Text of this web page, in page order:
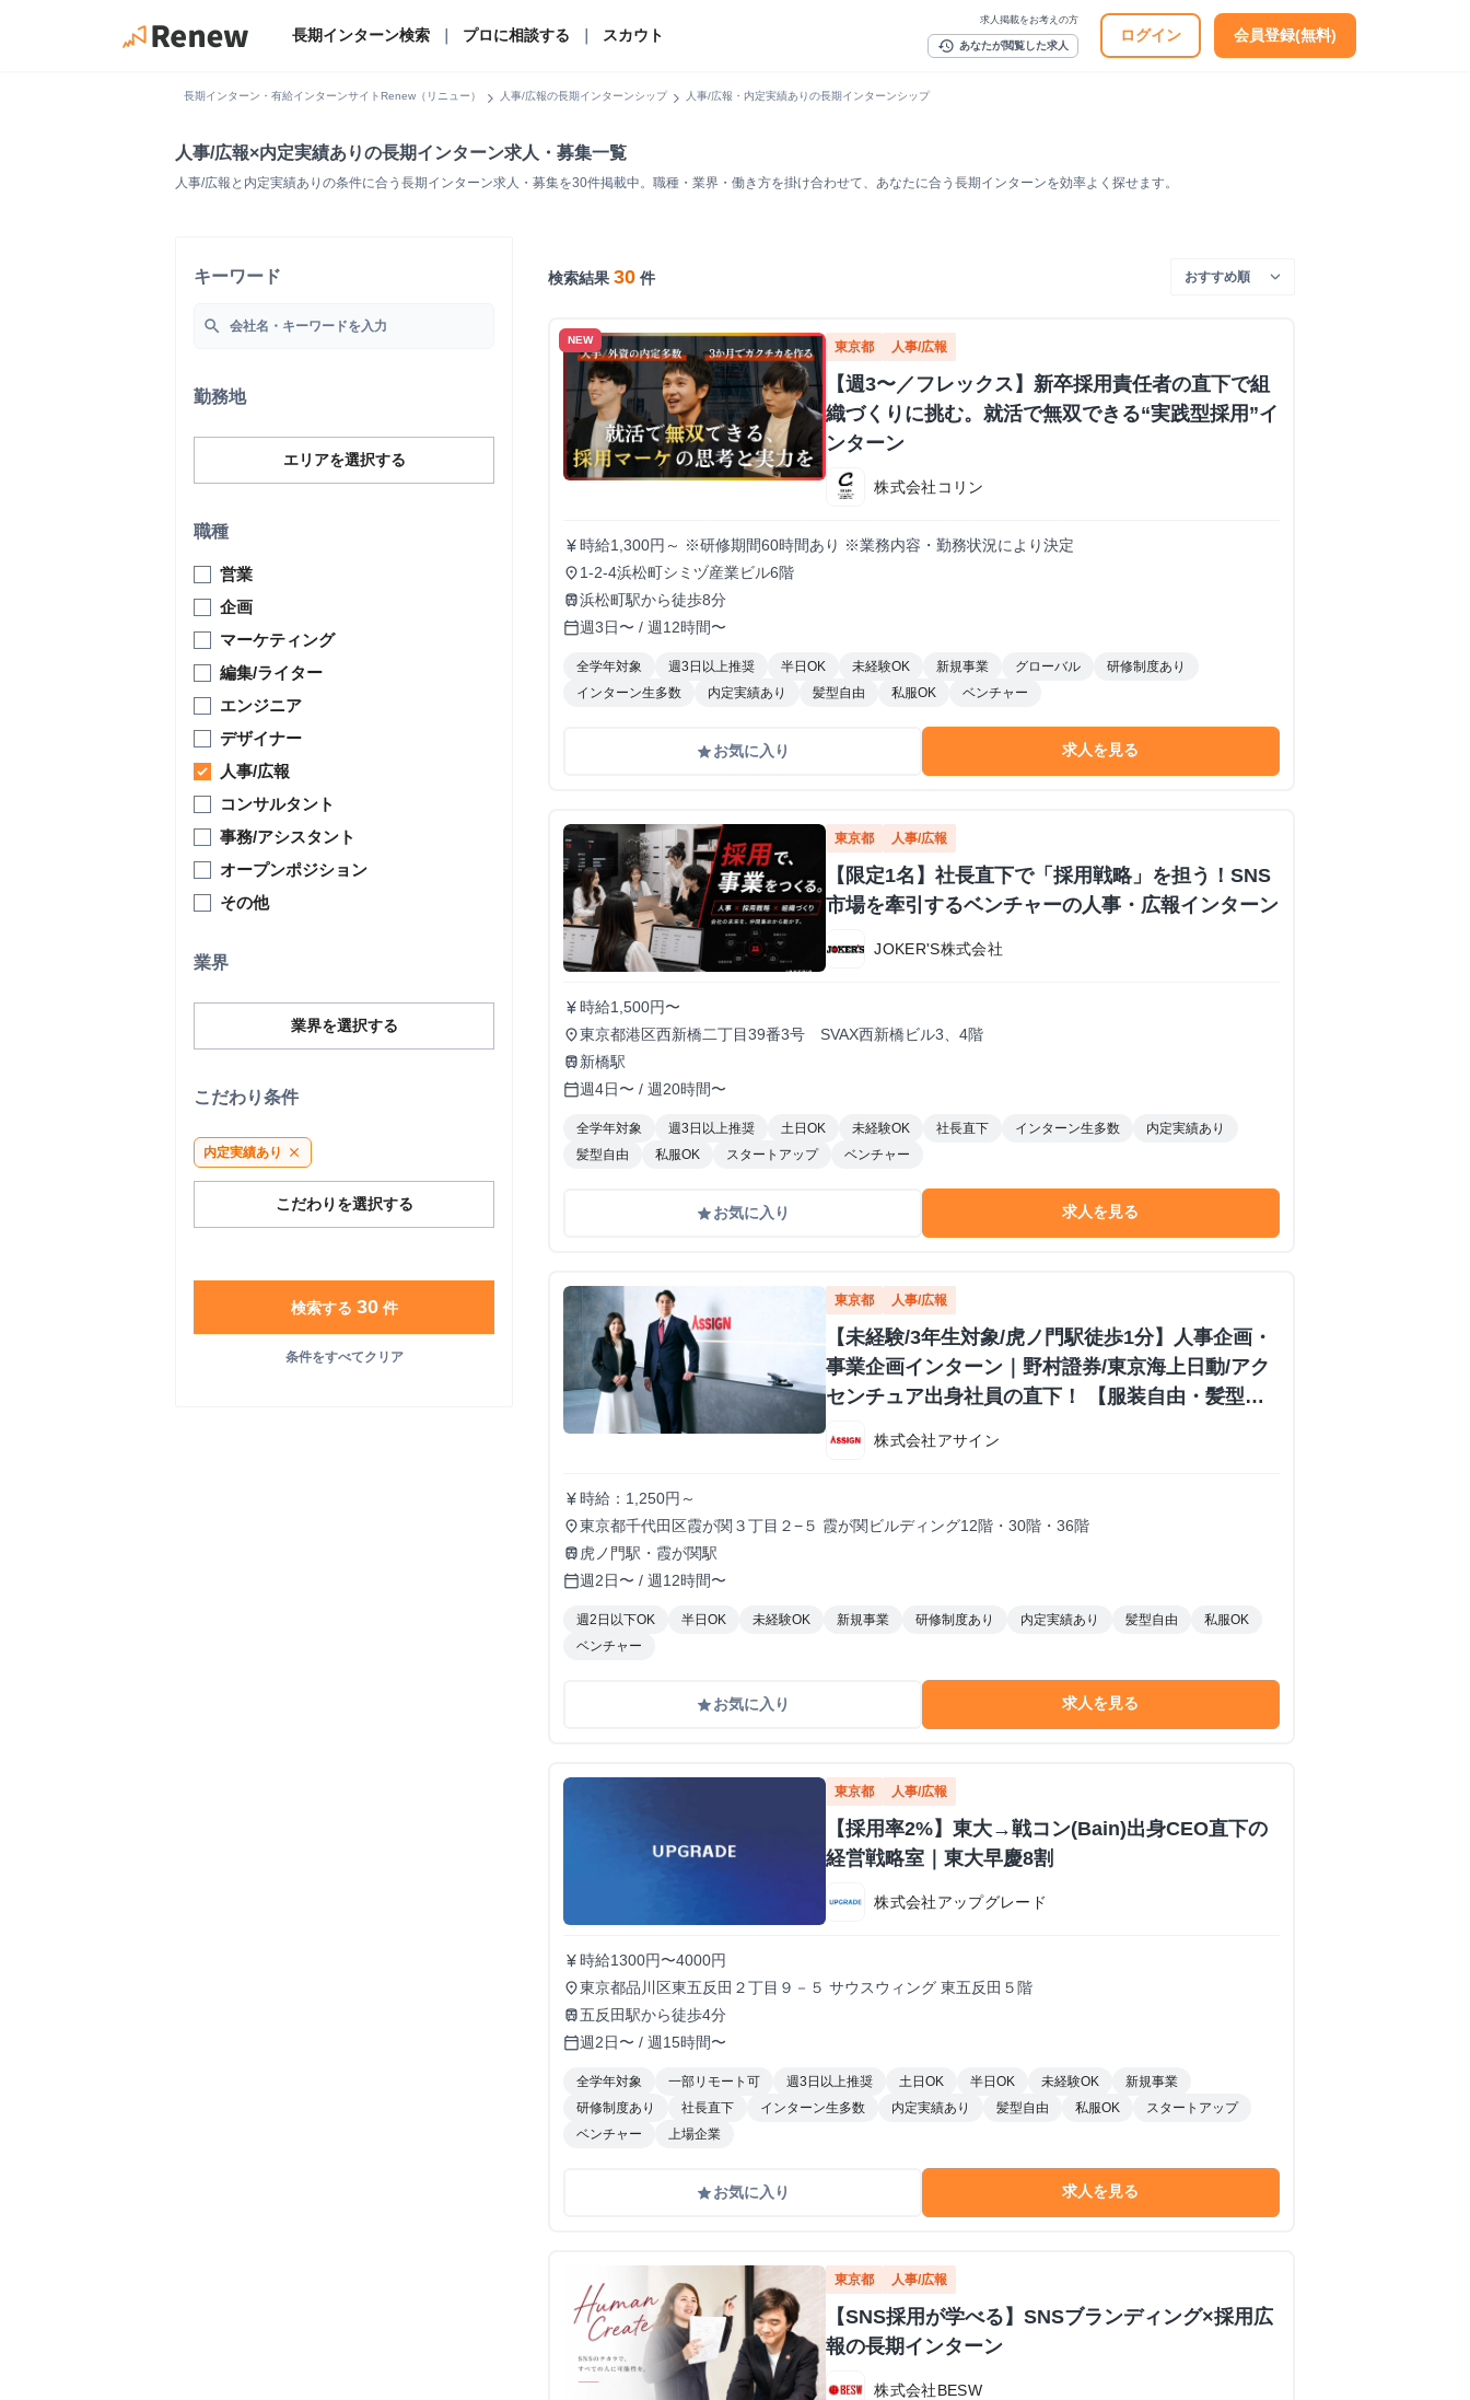
長期インターン検索 プロに相談する スカウト
求人掲載をお考えの方
history あなたが閲覧した求人
ログイン 会員登録(無料)
長期インターン・有給インターンサイトRenew（リニュー） chevron_right 人事/広報の長期インターンシップchevron_right 人事/広報・内定実績ありの長期インターンシップ
人事/広報×内定実績ありの長期インターン求人・募集一覧
人事/広報と内定実績ありの条件に合う長期インターン求人・募集を30件掲載中。職種・業界・働き方を掛け合わせて、あなたに合う長期インターンを効率よく探せます。
キーワード
search
勤務地
エリアを選択する
職種
営業
企画
マーケティング
編集/ライター
エンジニア
デザイナー
人事/広報
コンサルタント
事務/アシスタント
オープンポジション
その他
業界
業界を選択する
こだわり条件
内定実績あり close
こだわりを選択する
検索する 30件
条件をすべてクリア
検索結果30 件
NEW 東京都 人事/広報
【週3〜／フレックス】新卒採用責任者の直下で組
織づくりに挑む。就活で無双できる“実践型採用”イ
ンターン
株式会社コリン
currency_yen時給1,300円～ ※研修期間60時間あり ※業務内容・勤務状況により決定
place 1-2-4浜松町シミヅ産業ビル6階
train浜松町駅から徒歩8分
calendar_today週3日〜 / 週12時間〜
全学年対象 週3日以上推奨 半日OK 未経験OK 新規事業 グローバル
研修制度あり
インターン生多数
内定実績あり 髪型自由 私服OK ベンチャー
gradeお気に入り 求人を見る
東京都 人事/広報
【限定1名】社長直下で「採用戦略」を担う！SNS
市場を牽引するベンチャーの人事・広報インターン
JOKER'S株式会社
currency_yen時給1,500円〜
place東京都港区西新橋二丁目39番3号 SVAX西新橋ビル3、4階
train 新橋駅
calendar_today週4日〜 / 週20時間〜
全学年対象 週3日以上推奨 土日OK 未経験OK 社長直下 インターン生多数
内定実績あり
髪型自由
私服OK スタートアップ ベンチャー
gradeお気に入り 求人を見る
東京都 人事/広報
【未経験/3年生対象/虎ノ門駅徒歩1分】人事企画・
事業企画インターン｜野村證券/東京海上日動/アク
センチュア出身社員の直下！ 【服装自由・髪型自
株式会社アサイン
currency_yen時給：1,250円～
place東京都千代田区霞が関３丁目２−５ 霞が関ビルディング12階・30階・36階
train 虎ノ門駅・霞が関駅
calendar_today週2日〜 / 週12時間〜
週2日以下OK 半日OK 未経験OK 新規事業 研修制度あり 内定実績あり 髪型自由
私服OK
ベンチャー
gradeお気に入り 求人を見る
東京都 人事/広報
【採用率2%】東大→戦コン(Bain)出身CEO直下の
経営戦略室｜東大早慶8割
株式会社アップグレード
currency_yen時給1300円〜4000円
place東京都品川区東五反田２丁目９－５ サウスウィング 東五反田５階
train 五反田駅から徒歩4分
calendar_today週2日〜 / 週15時間〜
全学年対象 一部リモート可 週3日以上推奨 土日OK 半日OK 未経験OK
新規事業
研修制度あり
社長直下 インターン生多数 内定実績あり 髪型自由 私服OK
スタートアップ
ベンチャー
上場企業
gradeお気に入り 求人を見る
東京都 人事/広報
【SNS採用が学べる】SNSブランディング×採用広
報の長期インターン
株式会社BESW